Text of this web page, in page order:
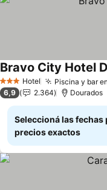
3 Estrellas
Hotel Piscina y bar
Bravo City Hotel
6,9 2.364 Dourados
Seleccioná las fechas
precios exactos